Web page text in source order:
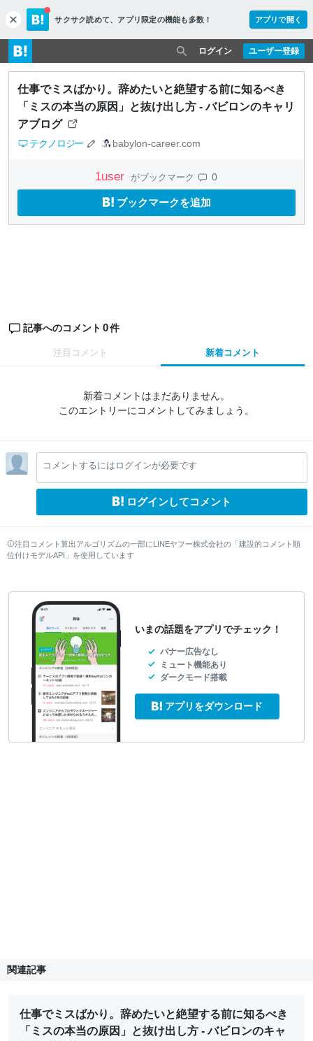
c
l
o
s
e
サクサク読めて、 アプリ限定の機能も多数！ アプリで開く
ユーザー登録
ログイン
仕事でミスばかり。辞めたいと絶望する前に知るべき
「ミスの本当の原因」と抜け出し方 - バビロンのキャリ
アブログ
テクノロジー babylon-career.com
1user がブックマーク 0
ブックマークを追加
記事へのコメント 0件
注目コメント 新着コメント
新着コメントはまだありません。
このエントリーにコメントしてみましょう。
コメントするにはログインが必要です
ログインしてコメント
注目コメント算出アルゴリズムの一部にLINEヤフー株式会社の「建設的コメント順
位付けモデルAPI」を使用しています
いまの話題をアプリでチェック！
バナー広告なし
ミュート機能あり
ダークモード搭載
アプリをダウンロード
関連記事
仕事でミスばかり。辞めたいと絶望する前に知るべき
「ミスの本当の原因」と抜け出し方 - バビロンのキャ